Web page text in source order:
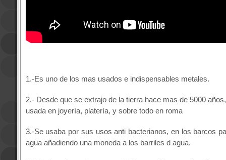
1.-Es uno de los mas usados e indispensables metales.
2.- Desde que se extrajo de la tierra hace mas de 5000
usada en joyería, platería, y sobre todo en roma
3.-Se usaba por sus usos anti bacterianos, en los barcos
agua añadiendo una moneda a los barriles d agua.